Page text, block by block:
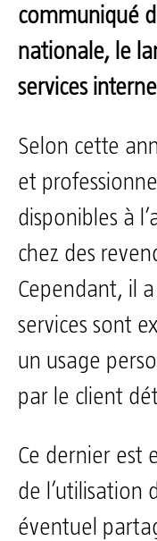
communiqué
nationale, le
services
Selon cette
et
disponibles à
chez des
Cependant, il
services sont
un usage
par le client
Ce dernier est
de l’utilisation
éventuel